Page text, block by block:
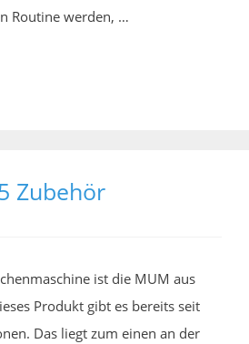
Routine werden, …
Zubehör
ist die MUM aus
Produkt gibt es bereits seit
Das liegt zum einen an der